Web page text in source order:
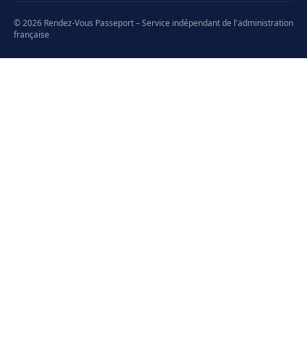
© 2026 Rendez-Vous Passeport – Service indépendant de l'administration
française